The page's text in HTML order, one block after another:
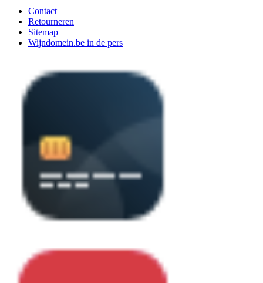
Contact
Retourneren
Sitemap
Wijndomein.be in de pers